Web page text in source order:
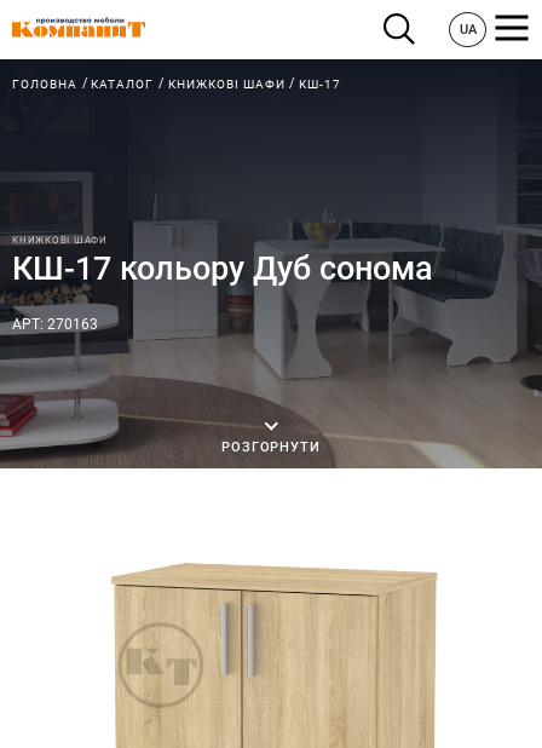
UA
ГОЛОВНА КАТАЛОГ КНИЖКОВІ ШАФИ КШ-17
КНИЖКОВІ ШАФИ
КШ-17 кольору Дуб сонома
АРТ: 270163
РОЗГОРНУТИ